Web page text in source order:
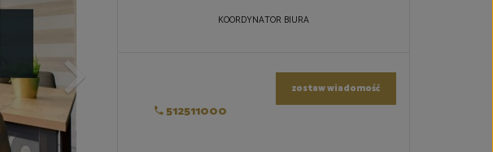
KOORDYNATOR BIURA
512511000
zostaw wiadomość